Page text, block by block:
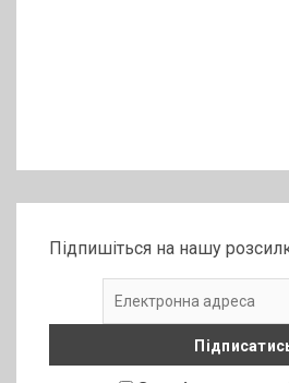
Підпишіться на нашу